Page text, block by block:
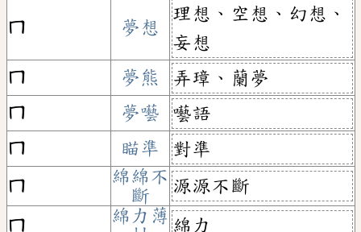
ㄇ 夢想
理想、空想、幻想、
妄想
ㄇ
夢熊
弄璋、蘭夢
ㄇ
夢囈
囈語
ㄇ
瞄準
對準
ㄇ
綿綿不
斷
源源不斷
ㄇ
綿力薄 綿力